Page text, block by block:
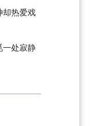
却热爱戏
一处寂静